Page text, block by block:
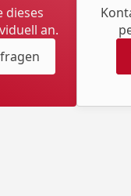
dieses
an.